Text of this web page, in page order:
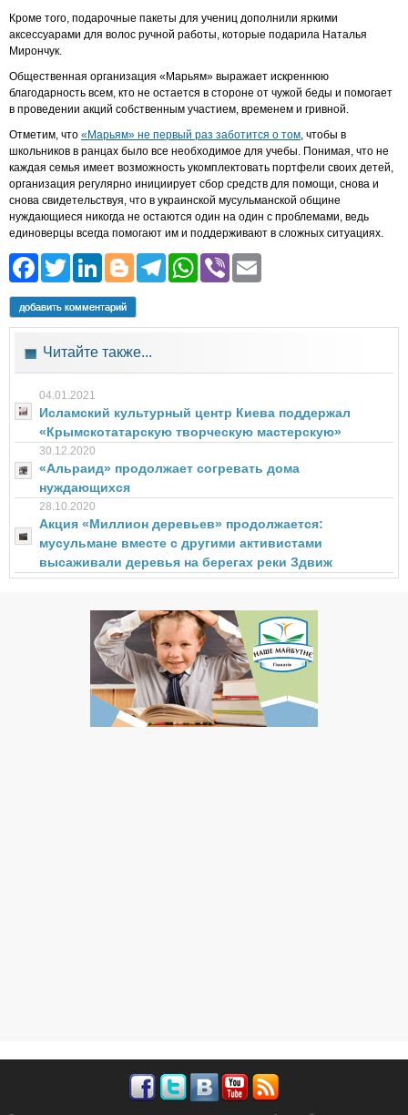
Кроме того, подарочные пакеты для учениц дополнили яркими
аксессуарами для волос ручной работы, которые подарила Наталья
Мирончук.
Общественная организация «Марьям» выражает искреннюю
благодарность всем, кто не остается в стороне от чужой беды и помогает
в проведении акций собственным участием, временем и гривной.
Отметим, что «Марьям» не первый раз заботится о том, чтобы в
школьников в ранцах было все необходимое для учебы. Понимая, что не
каждая семья имеет возможность укомплектовать портфели своих детей,
организация регулярно инициирует сбор средств для помощи, снова и
снова свидетельствуя, что в украинской мусульманской общине
нуждающиеся никогда не остаются один на один с проблемами, ведь
единоверцы всегда помогают им и поддерживают в сложных ситуациях.
Facebook
Twitter
LinkedIn
Blogger
Telegram
WhatsApp
Viber
добавить комментарий
Читайте также...
04.01.2021
Исламский культурный центр Киева поддержал
«Крымскотатарскую творческую мастерскую»
30.12.2020
«Альраид» продолжает согревать дома
нуждающихся
28.10.2020
Акция «Миллион деревьев» продолжается:
мусульмане вместе с другими активистами
высаживали деревья на берегах реки Здвиж